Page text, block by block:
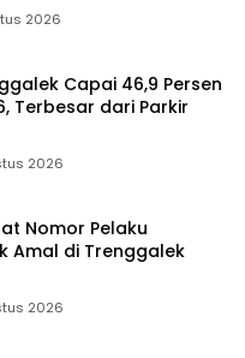
2026
Capai 46,9 Persen
Terbesar dari Parkir
2026
Nomor Pelaku
Amal di Trenggalek
2026